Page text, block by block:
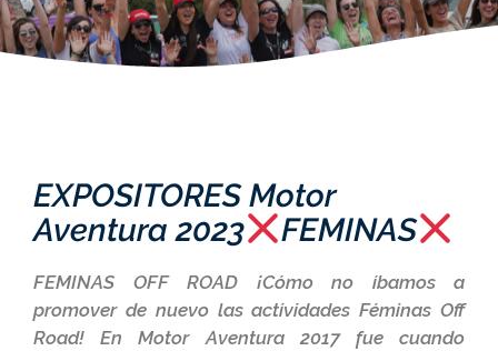
EXPOSITORES Motor
Aventura 2023
FEMINAS
FEMINAS OFF ROAD ¡Cómo no íbamos a
promover de nuevo las actividades Féminas Off
Road! En Motor Aventura 2017 fue cuando